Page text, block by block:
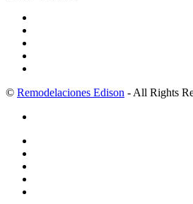
© Remodelaciones Edison - All Rights